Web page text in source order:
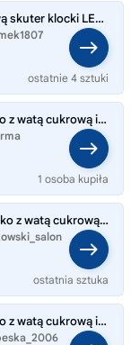
42643 Stoisko watą cukrową skuter klocki LEGO friends
ostatnie 4 sztuki
LEGO 42643 Friends Stoisko z watą cukrową i skuter
1 osoba kupiła
LEGO FRIENDS 42643 Stoisko z watą cukrową i skuter
ostatnia sztuka
LEGO Friends 42643 Stoisko z watą cukrową i skuter